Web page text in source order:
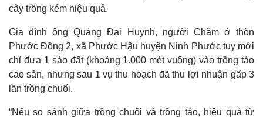
cây trồng kém hiệu quả.
Gia đình ông Quảng Đại Huynh, người Chăm ở thôn
Phước Đồng 2, xã Phước Hậu huyện Ninh Phước tuy mới
chỉ đưa 1 sào đất (khoảng 1.000 mét vuông) vào trồng táo
cao sản, nhưng sau 1 vụ thu hoạch đã thu lợi nhuận gấp 3
lần trồng chuối.
“Nếu so sánh giữa trồng chuối và trồng táo, hiệu quả từ